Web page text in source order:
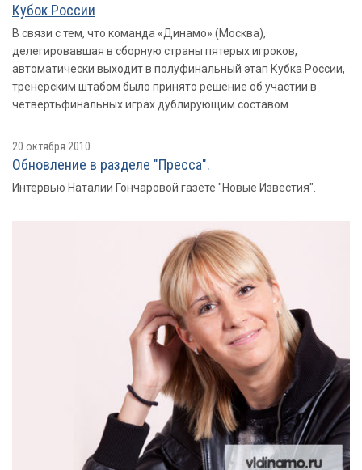
Кубок России
В связи с тем, что команда «Динамо» (Москва),
делегировавшая в сборную страны пятерых игроков,
автоматически выходит в полуфинальный этап Кубка России,
тренерским штабом было принято решение об участии в
четвертьфинальных играх дублирующим составом.
20 октября 2010
Обновление в разделе "Пресса".
Интервью Наталии Гончаровой газете "Новые Известия".